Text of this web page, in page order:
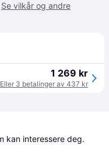
Se vilkår og andre
1 269 kr
Eller 3 betalinger av 437 kr